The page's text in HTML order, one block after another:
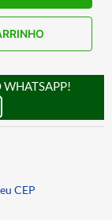
WHATSAPP!
CEP